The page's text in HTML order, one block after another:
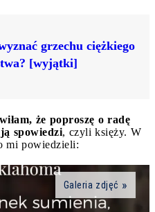
grzechu ciężkiego
[wyjątki]
że poproszę o radę
spowiedzi, czyli księży. W
mi powiedzieli:
Galeria zdjęć